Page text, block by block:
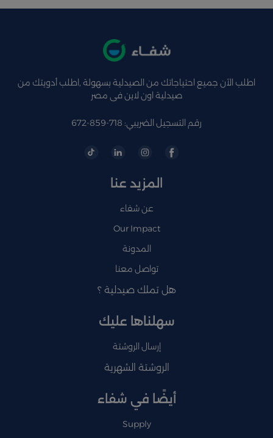
اطلب الآن جميع احتياجاتك من الصيدلية بسهولة ,اطلب أدويتك من
صيدلية اون لاين فى مصر
رقم التسجيل الضريبي: 718-859-672
المزيد عنا
عن شفاء
Our Impact
المدونة
تواصل معنا
هل تملك صيدلية ؟
سهلناها عليك
إرسال الروشتة
الروشتة الشهرية
أيضًا في شفاء
Supply